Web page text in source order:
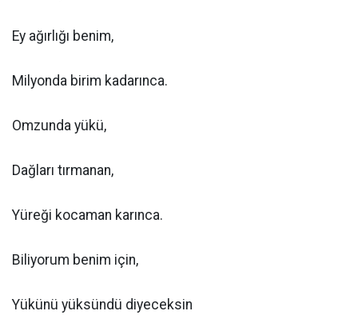
Ey ağırlığı benim,
Milyonda birim kadarınca.
Omzunda yükü,
Dağları tırmanan,
Yüreği kocaman karınca.
Biliyorum benim için,
Yükünü yüksündü diyeceksin